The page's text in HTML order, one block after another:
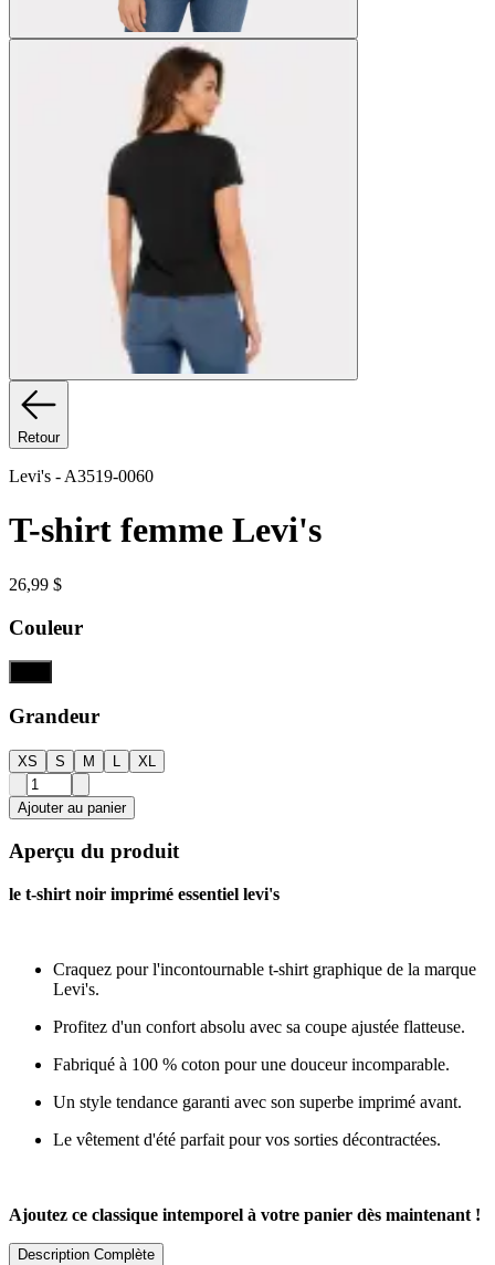
Retour
Levi's - A3519-0060
T-shirt femme Levi's
26,99 $
Couleur
Grandeur
XS S M XL
Ajouter au panier
Aperçu du produit
le t-shirt noir imprimé essentiel levi's
Craquez pour l'incontournable t-shirt graphique de la marque
Levi's.
Profitez d'un confort absolu avec sa coupe ajustée flatteuse.
Fabriqué à 100 % coton pour une douceur incomparable.
Un style tendance garanti avec son superbe imprimé avant.
Le vêtement d'été parfait pour vos sorties décontractées.
Ajoutez ce classique intemporel à votre panier dès maintenant !
Description Complète